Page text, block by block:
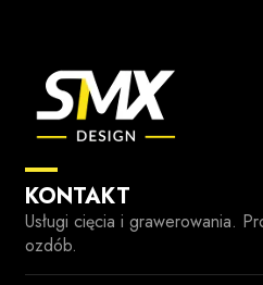
KONTAKT
Usługi cięcia i grawerowania.
ozdób.